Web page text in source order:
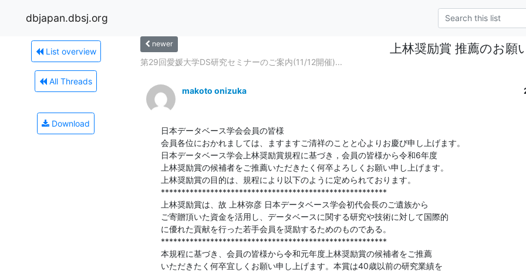
dbjapan.dbsj.org
List overview
All Threads
Download
newer 上林奨励賞 推薦のお願
第29回愛媛大学DS研究セミナーのご案内(11/12開催)...
makoto onizuka
日本データベース学会会員の皆様
会員各位におかれましては、ますますご清祥のことと心よりお慶び申し上げます。
日本データベース学会上林奨励賞規程に基づき，会員の皆様から令和6年度
上林奨励賞の候補者をご推薦いただきたく何卒よろしくお願い申し上げます。
上林奨励賞の目的は、規程により以下のように定められております。
*******************************************************
上林奨励賞は、故 上林弥彦 日本データベース学会初代会長のご遺族から
ご寄贈頂いた資金を活用し、データベースに関する研究や技術に対して国際的
に優れた貢献を行った若手会員を奨励するためのものである。
*******************************************************
本規程に基づき、会員の皆様から令和元年度上林奨励賞の候補者をご推薦
いただきたく何卒宜しくお願い申し上げます。本賞は40歳以前の研究業績を